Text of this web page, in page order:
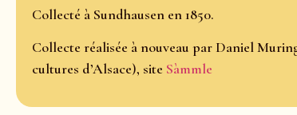
Collecté à Sundhausen en 1850.
Collecte réalisée à nouveau par Daniel
cultures d’Alsace), site Sàmmle